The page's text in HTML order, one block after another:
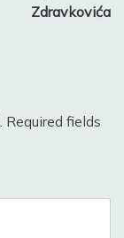
Zdravkovića
Required fields